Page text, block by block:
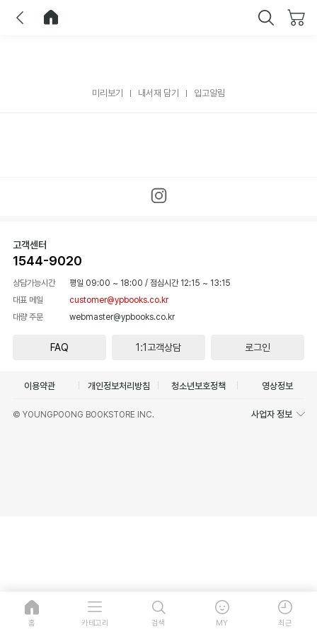
미리보기 내서재 담기 입고알림
고객센터
1544-9020
상담가능시간 평일 09:00 ~ 18:00 / 점심시간 12:15 ~ 13:15
대표 메일
customer@ypbooks.co.kr
대량 주문
webmaster@ypbooks.co.kr
FAQ 1:1고객상담 로그인
이용약관 개인정보처리방침 청소년보호정책 영상정보
© YOUNGPOONG BOOKSTORE INC. 사업자 정보
홈 카테고리 검색 MY 최근